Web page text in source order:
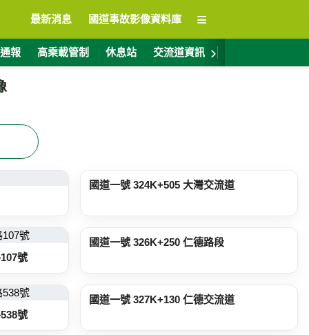
最新消息 國道事故影像資料庫 ≡
報 高乘載管制 休息站 交流道資訊 ›
國道一號 324K+505 大灣交流道
號
國道一號 326K+250 仁德路段
號
國道一號 327K+130 仁德交流道